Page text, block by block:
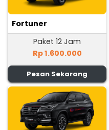
Fortuner
Paket 12 Jam
Rp 1.600.000
Pesan Sekarang